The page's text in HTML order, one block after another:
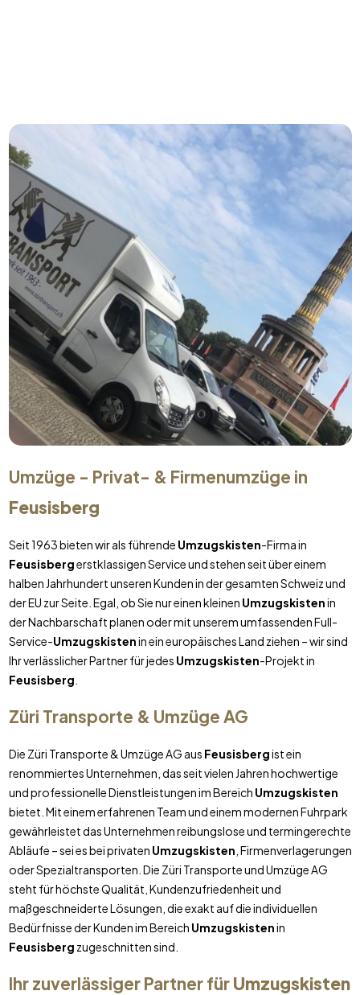
Umzüge - Privat- & Firmenumzüge in
Feusisberg
Seit 1963 bieten wir als führende Umzugskisten-Firma in
Feusisbergerstklassigen Service und stehen seit über einem
halben Jahrhundert unseren Kunden in der gesamten Schweiz und
der EU zur Seite. Egal, ob Sie nur einen kleinen Umzugskistenin
der Nachbarschaft planen oder mit unserem umfassenden Full-
Service-Umzugskistenin ein europäisches Land ziehen – wir sind
Ihr verlässlicher Partner für jedes Umzugskisten-Projekt in
Feusisberg
Züri Transporte & Umzüge AG
Die Züri Transporte & Umzüge AG aus Feusisbergist ein
renommiertes Unternehmen, das seit vielen Jahren hochwertige
und professionelle Dienstleistungen im Bereich Umzugskisten
bietet. Mit einem erfahrenen Team und einem modernen Fuhrpark
gewährleistet das Unternehmen reibungslose und termingerechte
Abläufe – sei es bei privaten Umzugskisten , Firmenverlagerungen
oder Spezialtransporten. Die Züri Transporte und Umzüge AG
steht für höchste Qualität, Kundenzufriedenheit und
maßgeschneiderte Lösungen, die exakt auf die individuellen
Bedürfnisse der Kunden im Bereich Umzugskistenin
Feusisberg zugeschnitten sind.
Ihr zuverlässiger Partner fürUmzugskisten